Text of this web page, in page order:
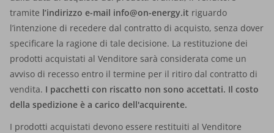
tramite l’indirizzo e-mail info@on-energy.it riguardo
l’intenzione di recedere dal contratto di acquisto, senza dover
specificare la ragione di tale decisione. La restituzione dei
prodotti acquistati al Venditore sarà considerata come un
avviso di recesso entro il termine per il ritiro dal contratto di
vendita. I pacchetti con riscatto non sono accettati. Il costo
della spedizione è a carico dell'acquirente.
I prodotti acquistati devono essere restituiti al Venditore